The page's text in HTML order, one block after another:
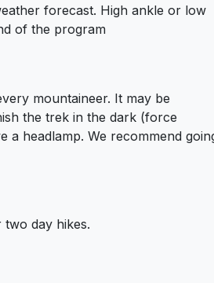
forecast. High ankle or low
of the program
mountaineer. It may be
the trek in the dark (force
a headlamp. We recommend
day hikes.